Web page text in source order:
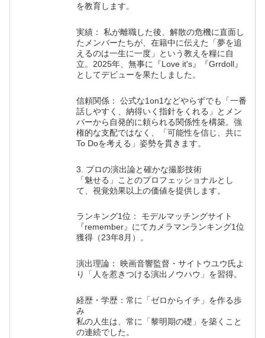
を教育します。
実績： 私が離職した後、解散の危機に直面し
たメンバーたちが、在籍中に伝えた「夢を追
えるのは一生に一度」という教えを糧に自
立。2025年、無事に『Love it's』『Grrdoll』
としてデビューを果たしました。
信頼関係： 公式な1on1などやらずでも「一番
話しやすく、納得いく指針をくれる」とメン
バーから自発的に頼られる関係性を構築。強
権的な支配ではなく、「可能性を信じ、共に
To Doを考える」姿勢を貫きます。
3. プロの演出論と確かな撮影技術
「魅せる」ことのプロフェッショナルとし
て、視覚効果以上の価値を提供します。
ランキング1位： モデルマッチングサイト
『remember』にてカメラマンランキング1位
獲得（23年8月）。
演出理論： 映画音響監督・サイトウユウ氏よ
り「人を惹きつける演出ノウハウ」を習得。
経歴・学歴：常に「ゼロからイチ」を作る歩
み
私の人生は、常に「黎明期の礎」を築くこと
の連続でした。